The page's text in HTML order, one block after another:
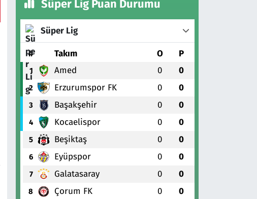
Süper Lig Puan Durumu
Süper Lig
# Takım O P
1 Amed 0 0
2 Erzurumspor FK 0 0
3 Başakşehir 0 0
4 Kocaelispor 0 0
5 Beşiktaş 0 0
6 Eyüpspor 0 0
7 Galatasaray 0 0
8 Çorum FK 0 0